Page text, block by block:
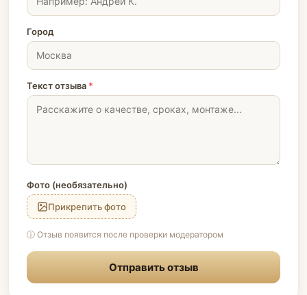
Город
Текст отзыва *
Фото (необязательно)
Прикрепить фото
ⓘ Отзыв появится после проверки модератором
Отправить отзыв